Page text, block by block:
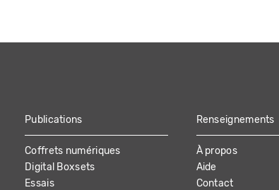
Publications
Coffrets numériques
Digital Boxsets
Essais
Renseignements
À propos
Aide
Contact